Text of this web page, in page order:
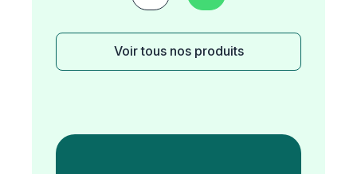
Voir tous nos produits